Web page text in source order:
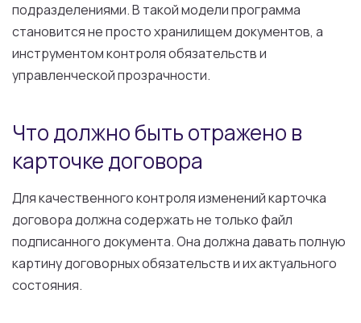
подразделениями. В такой модели программа
становится не просто хранилищем документов, а
инструментом контроля обязательств и
управленческой прозрачности.
Что должно быть отражено в
карточке договора
Для качественного контроля изменений карточка
договора должна содержать не только файл
подписанного документа. Она должна давать полную
картину договорных обязательств и их актуального
состояния.